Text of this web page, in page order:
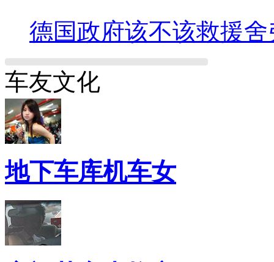
德国政府该不该救援舍
车友文化
地下车库机车女